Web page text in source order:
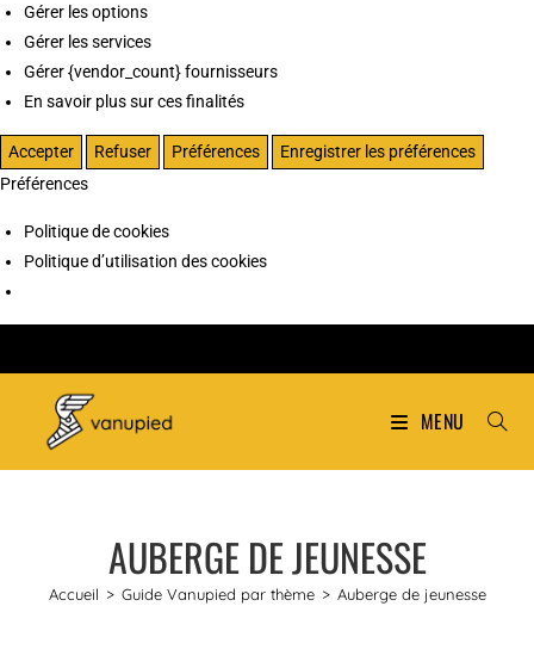
Gérer les options
Gérer les services
Gérer {vendor_count} fournisseurs
En savoir plus sur ces finalités
Accepter Refuser Préférences
Enregistrer les préférences
Préférences
Politique de cookies
Politique d’utilisation des cookies
MENU
AUBERGE DE JEUNESSE
Accueil > Guide Vanupied par thème > Auberge de jeunesse